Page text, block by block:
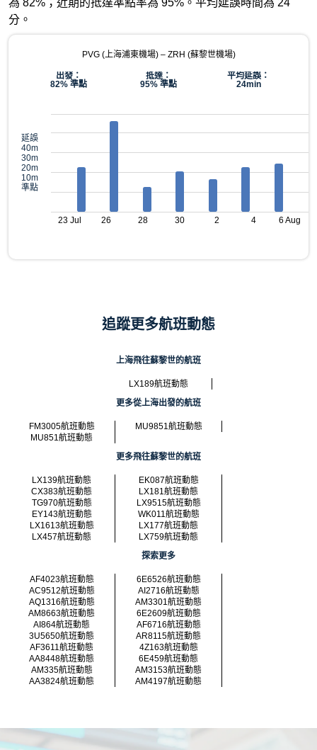
為 82%；近期的抵達準點率為 95%。平均延誤時間為 24
分。
PVG (上海浦東機場) – ZRH (蘇黎世機場)
出發：
82% 準點
抵達：
95% 準點
平均延誤：
24min
延誤
40m
30m
20m
10m
準點
23 Jul 26 28 30 2 4 6 Aug
追蹤更多航班動態
上海飛往蘇黎世的航班
LX189航班動態
更多從上海出發的航班
FM3005航班動態
MU9851航班動態
MU851航班動態
更多飛往蘇黎世的航班
LX139航班動態
EK087航班動態
CX383航班動態
LX181航班動態
TG970航班動態
LX9515航班動態
EY143航班動態
WK011航班動態
LX1613航班動態
LX177航班動態
LX457航班動態
LX759航班動態
探索更多
AF4023航班動態
6E6526航班動態
AC9512航班動態
AI2716航班動態
AQ1316航班動態
AM3301航班動態
AM8663航班動態
6E2609航班動態
AI864航班動態
AF6716航班動態
3U5650航班動態
AR8115航班動態
AF3611航班動態
4Z163航班動態
AA8448航班動態
6E459航班動態
AM335航班動態
AM3153航班動態
AA3824航班動態
AM4197航班動態